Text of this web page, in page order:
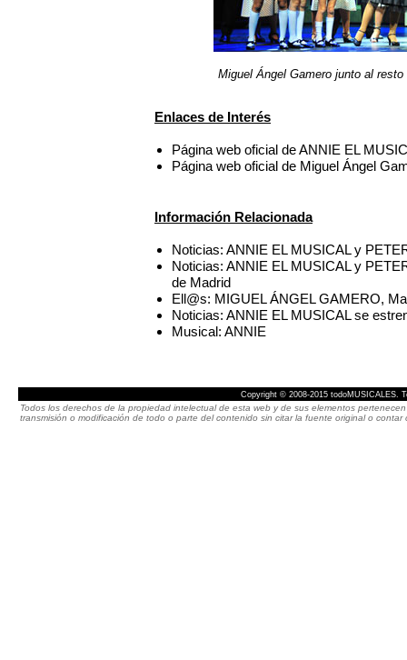
Miguel Ángel Gamero junto al
Enlaces de Interés
Página web oficial de ANNIE EL
Página web oficial de Miguel Ángel
Información Relacionada
Noticias: ANNIE EL MUSICAL y
Noticias: ANNIE EL MUSICAL y
de Madrid
Ell@s: MIGUEL ÁNGEL GAMERO,
Noticias: ANNIE EL MUSICAL se
Musical: ANNIE
Copyright © 2008-2015 todoMUSICALES.
Todos los derechos de la propiedad intelectual de esta web y de sus elementos
transmisión o modificación de todo o parte del contenido sin citar la fuente original o